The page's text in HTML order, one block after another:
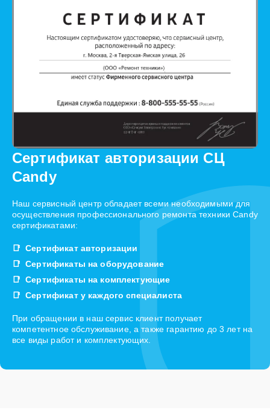
Сертификат авторизации СЦ
Candy
Наш сервисный центр обладает всеми необходимыми для
осуществления профессионального ремонта техники Candy
сертификатами:
Сертификат авторизации
Сертификаты на оборудование
Сертификаты на комплектующие
Сертификат у каждого специалиста
При обращении в наш сервис клиент получает
компетентное обслуживание, а также гарантию до 3 лет на
все виды работ и комплектующих.